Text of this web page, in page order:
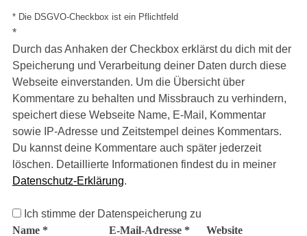
* Die DSGVO-Checkbox ist ein Pflichtfeld
*
Durch das Anhaken der Checkbox erklärst du dich mit der
Speicherung und Verarbeitung deiner Daten durch diese
Webseite einverstanden. Um die Übersicht über
Kommentare zu behalten und Missbrauch zu verhindern,
speichert diese Webseite Name, E-Mail, Kommentar
sowie IP-Adresse und Zeitstempel deines Kommentars.
Du kannst deine Kommentare auch später jederzeit
löschen. Detaillierte Informationen findest du in meiner
Datenschutz-Erklärung.
Ich stimme der Datenspeicherung zu
Name * E-Mail-Adresse * Website